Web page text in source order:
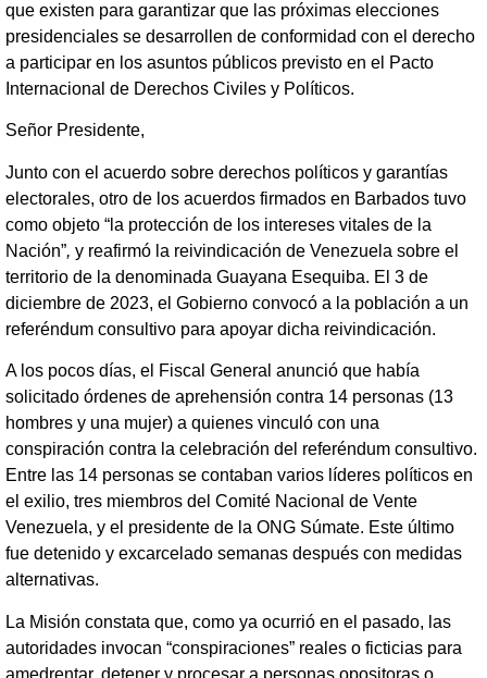
que existen para garantizar que las próximas elecciones
presidenciales se desarrollen de conformidad con el derecho
a participar en los asuntos públicos previsto en el Pacto
Internacional de Derechos Civiles y Políticos.
Señor Presidente,
Junto con el acuerdo sobre derechos políticos y garantías
electorales, otro de los acuerdos firmados en Barbados tuvo
como objeto “la protección de los intereses vitales de la
Nación”, y reafirmó la reivindicación de Venezuela sobre el
territorio de la denominada Guayana Esequiba. El 3 de
diciembre de 2023, el Gobierno convocó a la población a un
referéndum consultivo para apoyar dicha reivindicación.
A los pocos días, el Fiscal General anunció que había
solicitado órdenes de aprehensión contra 14 personas (13
hombres y una mujer) a quienes vinculó con una
conspiración contra la celebración del referéndum consultivo.
Entre las 14 personas se contaban varios líderes políticos en
el exilio, tres miembros del Comité Nacional de Vente
Venezuela, y el presidente de la ONG Súmate. Este último
fue detenido y excarcelado semanas después con medidas
alternativas.
La Misión constata que, como ya ocurrió en el pasado, las
autoridades invocan “conspiraciones” reales o ficticias para
amedrentar, detener y procesar a personas opositoras o